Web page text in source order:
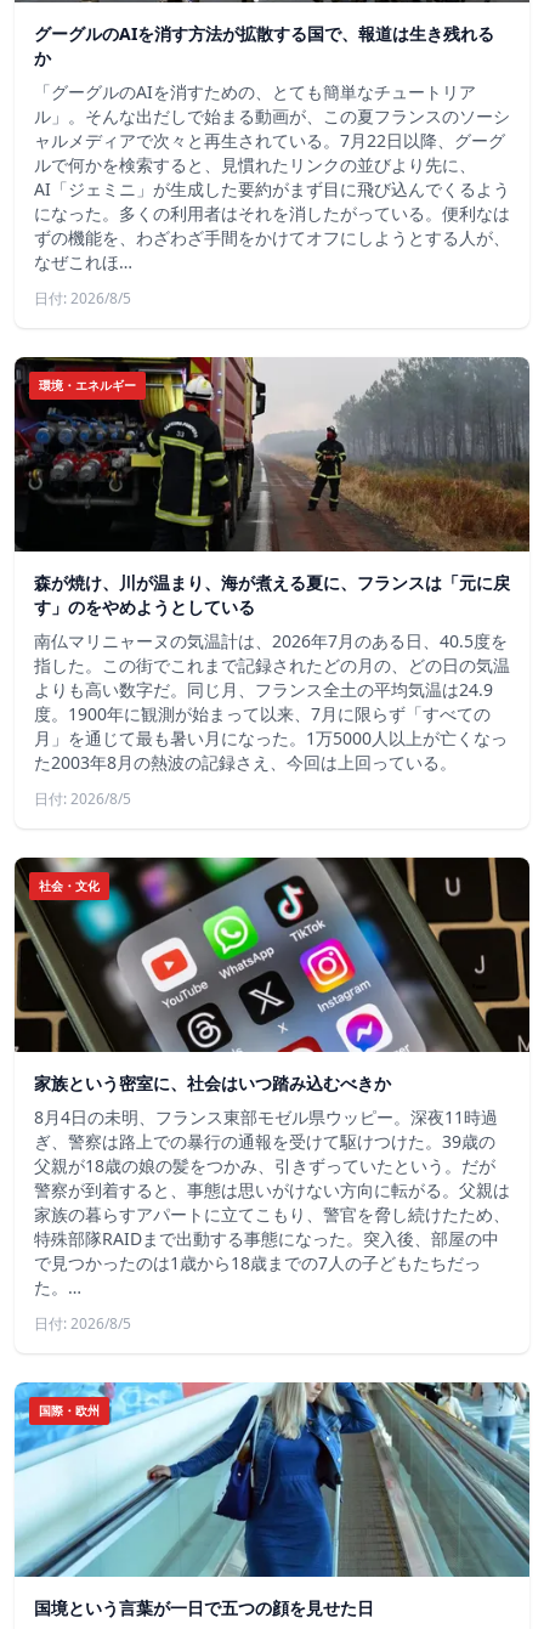
グーグルのAIを消す方法が拡散する国で、報道は生き残れる
か
「グーグルのAIを消すための、とても簡単なチュートリア
ル」。そんな出だしで始まる動画が、この夏フランスのソーシ
ャルメディアで次々と再生されている。7月22日以降、グーグ
ルで何かを検索すると、見慣れたリンクの並びより先に、
AI「ジェミニ」が生成した要約がまず目に飛び込んでくるよう
になった。多くの利用者はそれを消したがっている。便利なは
ずの機能を、わざわざ手間をかけてオフにしようとする人が、
なぜこれほ…
日付: 2026/8/5
環境・エネルギー
森が焼け、川が温まり、海が煮える夏に、フランスは「元に戻
す」のをやめようとしている
南仏マリニャーヌの気温計は、2026年7月のある日、40.5度を
指した。この街でこれまで記録されたどの月の、どの日の気温
よりも高い数字だ。同じ月、フランス全土の平均気温は24.9
度。1900年に観測が始まって以来、7月に限らず「すべての
月」を通じて最も暑い月になった。1万5000人以上が亡くなっ
た2003年8月の熱波の記録さえ、今回は上回っている。
日付: 2026/8/5
社会・文化
家族という密室に、社会はいつ踏み込むべきか
8月4日の未明、フランス東部モゼル県ウッピー。深夜11時過
ぎ、警察は路上での暴行の通報を受けて駆けつけた。39歳の
父親が18歳の娘の髪をつかみ、引きずっていたという。だが
警察が到着すると、事態は思いがけない方向に転がる。父親は
家族の暮らすアパートに立てこもり、警官を脅し続けたため、
特殊部隊RAIDまで出動する事態になった。突入後、部屋の中
で見つかったのは1歳から18歳までの7人の子どもたちだっ
た。…
日付: 2026/8/5
国際・欧州
国境という言葉が一日で五つの顔を見せた日